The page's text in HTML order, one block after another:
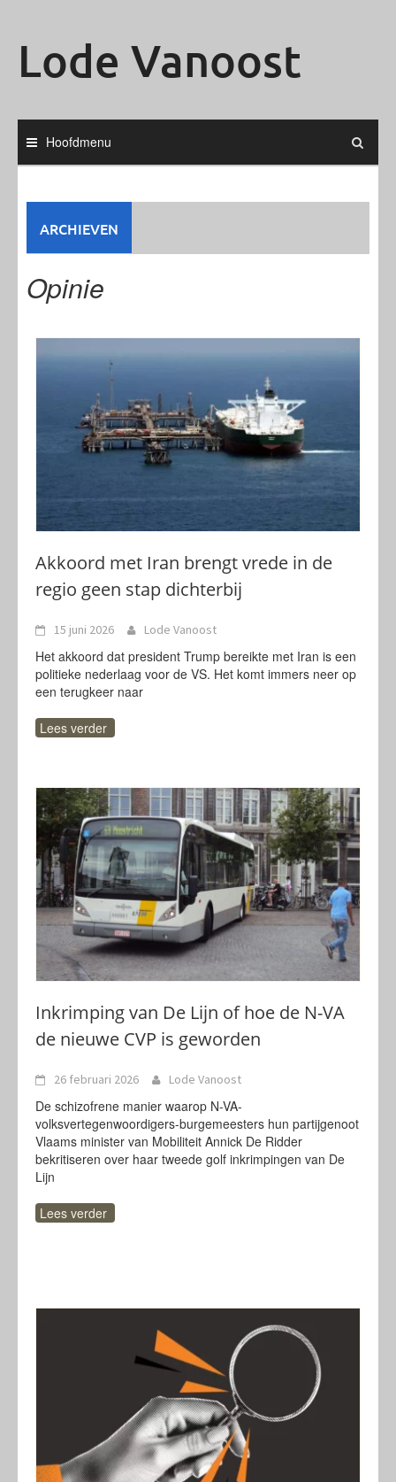
Lode Vanoost
Hoofdmenu
ARCHIEVEN
Opinie
Akkoord met Iran brengt vrede in de
regio geen stap dichterbij
15 juni 2026 Lode Vanoost
Het akkoord dat president Trump bereikte met Iran is een
politieke nederlaag voor de VS. Het komt immers neer op
een terugkeer naar
Lees verder
Inkrimping van De Lijn of hoe de N-VA
de nieuwe CVP is geworden
26 februari 2026 Lode Vanoost
De schizofrene manier waarop N-VA-
volksvertegenwoordigers-burgemeesters hun partijgenoot
Vlaams minister van Mobiliteit Annick De Ridder
bekritiseren over haar tweede golf inkrimpingen van De
Lijn
Lees verder